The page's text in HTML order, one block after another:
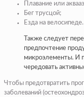
Плавание или
Бег трусцой;
Езда на велосипеде.
Также следует
предпочтение
микроэлементы. И
чередовать
Чтобы предотвратить
заболеваний